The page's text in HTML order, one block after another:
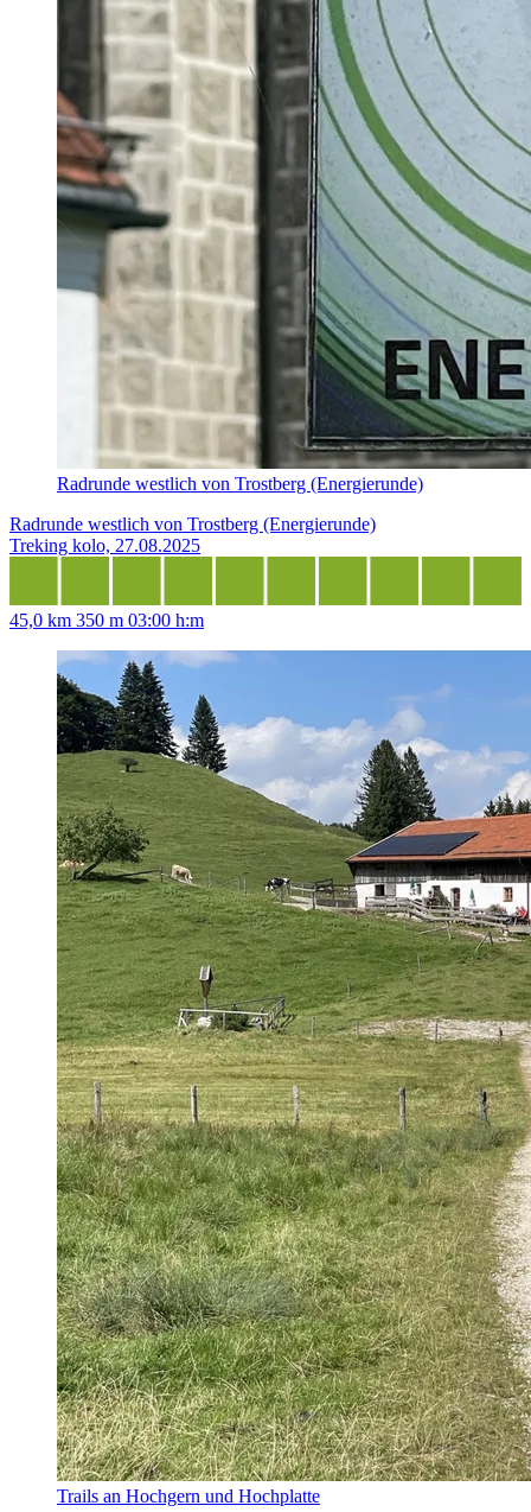
Radrunde westlich von Trostberg (Energierunde)
Radrunde westlich von Trostberg (Energierunde)
Treking kolo, 27.08.2025
45,0 km 350 m 03:00 h:m
Trails an Hochgern und Hochplatte